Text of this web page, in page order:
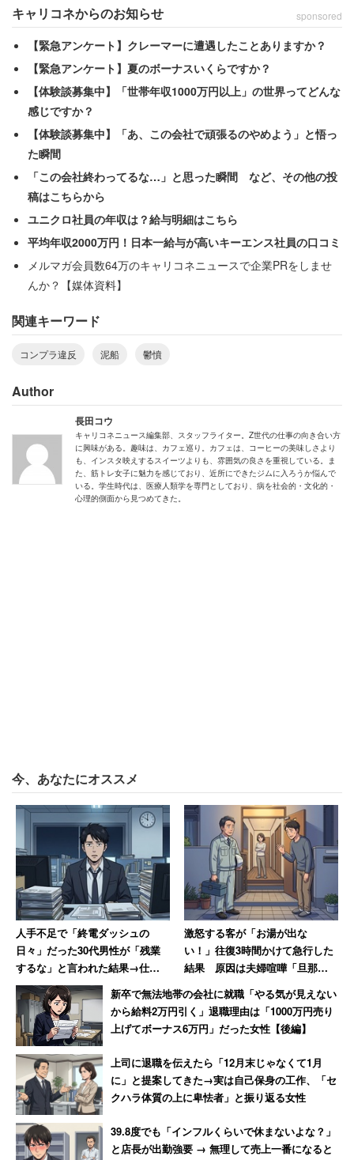
べき立場の人間が、逆に不安にさせていたのだ。そうした
こともあり、「同期の新人はほぼ数年でやめた」という。
キャリコネからのお知らせ sponsored
【緊急アンケート】クレーマーに遭遇したことありますか？
【緊急アンケート】夏のボーナスいくらですか？
【体験談募集中】「世帯年収1000万円以上」の世界ってどんな
感じですか？
【体験談募集中】「あ、この会社で頑張るのやめよう」と悟っ
た瞬間
「この会社終わってるな…」と思った瞬間 など、その他の投
稿はこちらから
ユニクロ社員の年収は？給与明細はこちら
平均年収2000万円！日本一給与が高いキーエンス社員の口コミ
メルマガ会員数64万のキャリコネニュースで企業PRをしませ
んか？【媒体資料】
関連キーワード
コンプラ違反 泥船 鬱憤
Author
長田コウ
キャリコネニュース編集部、スタッフライター。Z世代の仕事の向き合い方
に興味がある。趣味は、カフェ巡り。カフェは、コーヒーの美味しさより
も、インスタ映えするスイーツよりも、雰囲気の良さを重視している。ま
た、筋トレ女子に魅力を感じており、近所にできたジムに入ろうか悩んで
いる。学生時代は、医療人類学を専門としており、病を社会的・文化的・
心理的側面から見つめてきた。
今、あなたにオススメ
人手不足で「終電ダッシュの
日々」だった30代男性が「残業
するな」と言われた結果→仕事
がアホらしくなり退職
激怒する客が「お湯が出な
い！」往復3時間かけて急行した
結果 原因は夫婦喧嘩「旦那が
入浴中に奥さんがスイッチを切
っただけ」
新卒で無法地帯の会社に就職「やる気が見えない
から給料2万円引く」退職理由は「1000万円売り
上げてボーナス6万円」だった女性【後編】
上司に退職を伝えたら「12月末じゃなくて1月
に」と提案してきた→実は自己保身の工作、「セ
クハラ体質の上に卑怯者」と振り返る女性
39.8度でも「インフルくらいで休まないよな？」
と店長が出勤強要 → 無理して売上一番になると